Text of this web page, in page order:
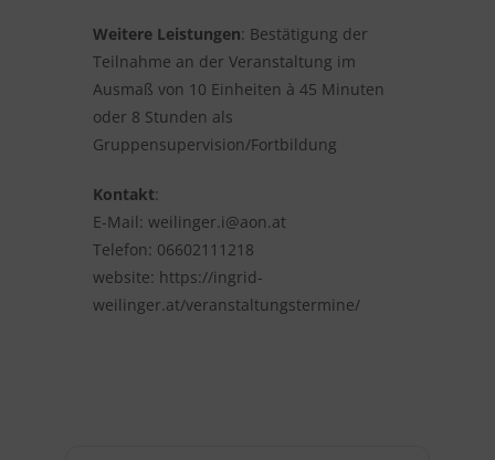
Weitere Leistungen: Bestätigung der
Teilnahme an der Veranstaltung im
Ausmaß von 10 Einheiten à 45 Minuten
oder 8 Stunden als
Gruppensupervision/Fortbildung
Kontakt:
E-Mail: weilinger.i@aon.at
Telefon: 06602111218
website: https://ingrid-
weilinger.at/veranstaltungstermine/